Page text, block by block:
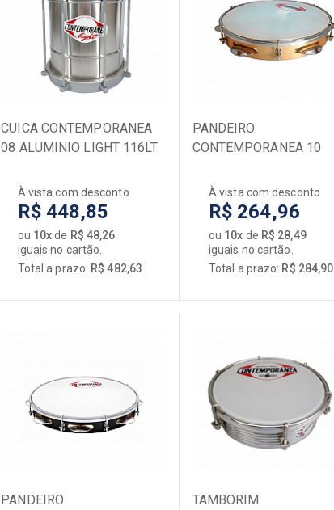
Acessórios
Bancos
Baquetas
Baterias
Pedais de Bumbo
Capas / Cases
PELES
Microfones / Captadores
Pedais de Efeito
CUICA CONTEMPORANEA
08 ALUMINIO LIGHT 116LT
À vista com desconto
R$ 448,85
ou 10xde R$ 48,26
iguais no cartão.
Total a prazo: R$ 482,63
PANDEIRO
CONTEMPORANEA 10
NATURAL PELE LEITOSA
À vista com desconto
R$ 264,96
ou 10x de R$ 28,49
iguais no cartão.
Total a prazo: R$ 284,90
PANDEIRO
TAMBORIM